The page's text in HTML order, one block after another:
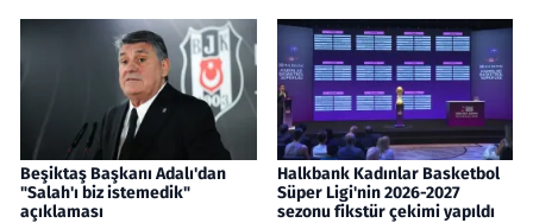
Beşiktaş Başkanı Adalı'dan
"Salah'ı biz istemedik"
açıklaması
Halkbank Kadınlar Basketbol
Süper Ligi'nin 2026-2027
sezonu fikstür çekimi yapıldı